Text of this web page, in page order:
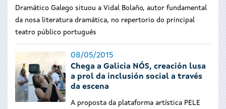
Dramático Galego situou a Vidal Bolaño, autor fundamental
da nosa literatura dramática, no repertorio do principal
teatro público portugués
08/05/2015
Chega a Galicia NÓS, creación lusa
a prol da inclusión social a través
da escena
A proposta da plataforma artística PELE